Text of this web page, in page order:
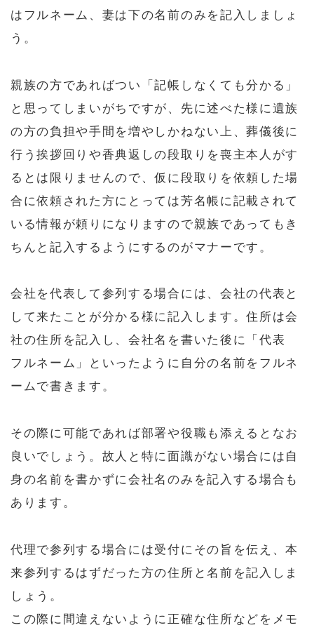
はフルネーム、妻は下の名前のみを記入しましょ
う。
親族の方であればつい「記帳しなくても分かる」
と思ってしまいがちですが、先に述べた様に遺族
の方の負担や手間を増やしかねない上、葬儀後に
行う挨拶回りや香典返しの段取りを喪主本人がす
るとは限りませんので、仮に段取りを依頼した場
合に依頼された方にとっては芳名帳に記載されて
いる情報が頼りになりますので親族であってもき
ちんと記入するようにするのがマナーです。
会社を代表して参列する場合には、会社の代表と
して来たことが分かる様に記入します。住所は会
社の住所を記入し、会社名を書いた後に「代表
フルネーム」といったように自分の名前をフルネ
ームで書きます。
その際に可能であれば部署や役職も添えるとなお
良いでしょう。故人と特に面識がない場合には自
身の名前を書かずに会社名のみを記入する場合も
あります。
代理で参列する場合には受付にその旨を伝え、本
来参列するはずだった方の住所と名前を記入しま
しょう。
この際に間違えないように正確な住所などをメモ